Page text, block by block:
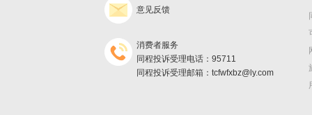
意见反馈
消费者服务
同程投诉受理电话：95711
同程投诉受理邮箱：tcfwfxbz@ly.com